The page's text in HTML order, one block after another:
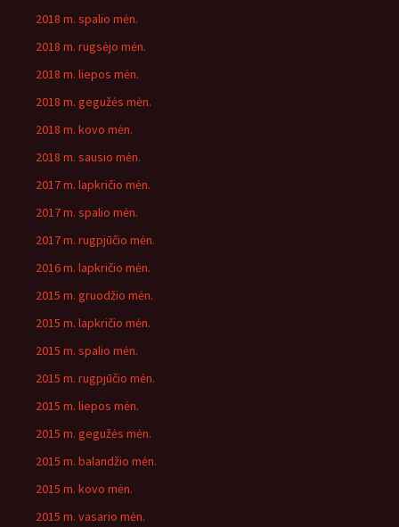
2018 m. spalio mėn.
2018 m. rugsėjo mėn.
2018 m. liepos mėn.
2018 m. gegužės mėn.
2018 m. kovo mėn.
2018 m. sausio mėn.
2017 m. lapkričio mėn.
2017 m. spalio mėn.
2017 m. rugpjūčio mėn.
2016 m. lapkričio mėn.
2015 m. gruodžio mėn.
2015 m. lapkričio mėn.
2015 m. spalio mėn.
2015 m. rugpjūčio mėn.
2015 m. liepos mėn.
2015 m. gegužės mėn.
2015 m. balandžio mėn.
2015 m. kovo mėn.
2015 m. vasario mėn.